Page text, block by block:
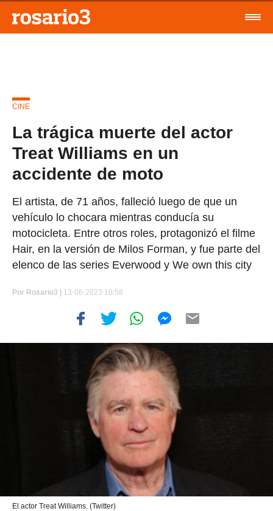
CINE
La trágica muerte del actor
Treat Williams en un
accidente de moto
El artista, de 71 años, falleció luego de que un
vehículo lo chocara mientras conducía su
motocicleta. Entre otros roles, protagonizó el filme
Hair, en la versión de Milos Forman, y fue parte del
elenco de las series Everwood y We own this city
Por Rosario3 | 13-06-2023 10:58
El actor Treat Williams. (Twitter)